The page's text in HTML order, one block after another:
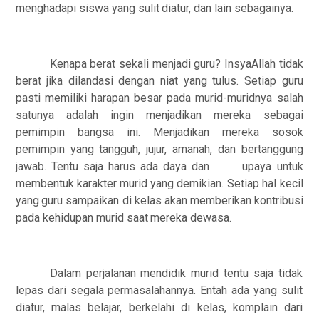
menghadapi siswa yang sulit diatur, dan lain sebagainya.
Kenapa berat sekali menjadi guru? InsyaAllah tidak
berat jika dilandasi dengan niat yang tulus. Setiap guru
pasti memiliki harapan besar pada murid-muridnya salah
satunya
adalah ingin menjadikan mereka sebagai
pemimpin bangsa ini. Menjadikan mereka sosok
pemimpin yang tangguh, jujur, amanah, dan bertanggung
jawab. Tentu saja harus ada daya dan upaya untuk
membentuk karakter murid yang demikian. Setiap hal kecil
yang guru sampaikan di kelas akan memberikan kontribusi
pada kehidupan murid saatmereka dewasa.
Dalam perjalanan mendidik murid tentu saja tidak
lepas dari segala permasalahannya. Entah ada yang sulit
diatur, malas belajar, berkelahi di kelas, komplain dari